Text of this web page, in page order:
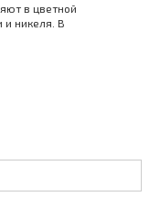
в цветной
и никеля. В